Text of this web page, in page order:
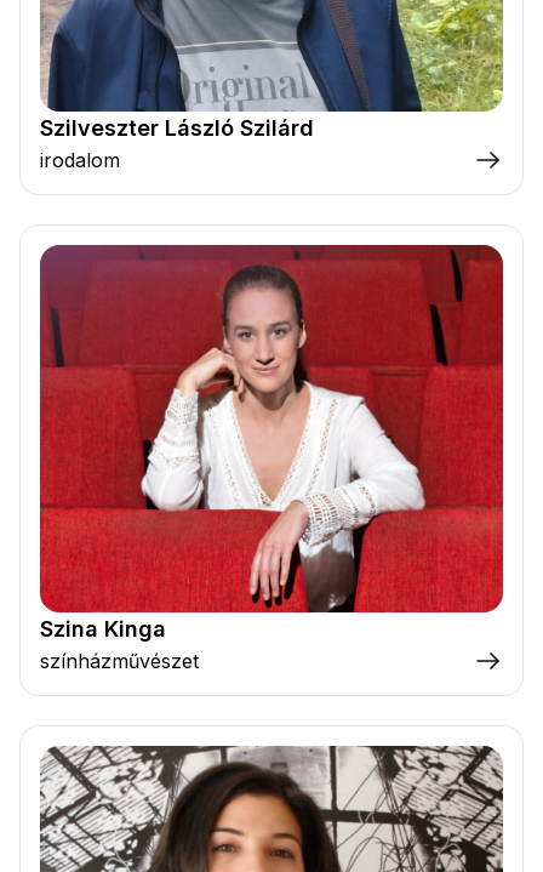
Szilveszter László Szilárd
irodalom
Szina Kinga
színházművészet